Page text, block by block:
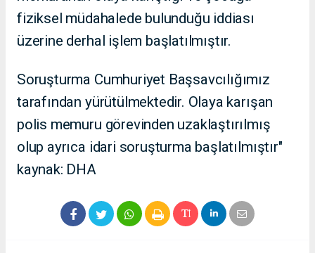
fiziksel müdahalede bulunduğu iddiası
üzerine derhal işlem başlatılmıştır.
Soruşturma Cumhuriyet Başsavcılığımız
tarafından yürütülmektedir. Olaya karışan
polis memuru görevinden uzaklaştırılmış
olup ayrıca idari soruşturma başlatılmıştır"
kaynak: DHA